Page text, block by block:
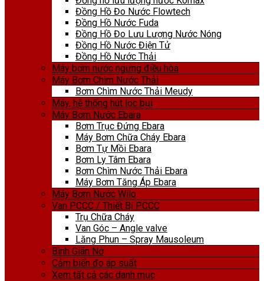
Đồng Hồ Đo Nước Flowtech
Đồng Hồ Nước Fuda
Đồng Hồ Đo Lưu Lượng Nước Nóng
Đồng Hồ Nước Điện Tử
Đồng Hồ Nước Thải
Máy bơm nước ngưng điều hòa
Máy Bơm Chìm Nước Thải
Bơm Chìm Nước Thải Meudy
Máy, hệ thống hút lọc bụi
Máy Bơm Nước Ebara
Bơm Trục Đứng Ebara
Máy Bơm Chữa Cháy Ebara
Bơm Tự Mồi Ebara
Bơm Ly Tâm Ebara
Bơm Chìm Nước Thải Ebara
Máy Bơm Tăng Áp Ebara
Máy Bơm Nước Wilo
Van PCCC / Thiết Bị PCCC
Trụ Chữa Cháy
Van Góc – Angle valve
Lăng Phun – Spray Mausoleum
Bình Giãn Nở
Cảm biến đo áp suất
Xem tất cả các danh mục